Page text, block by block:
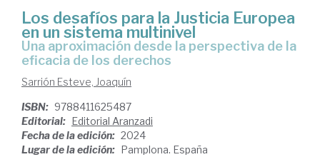
Los desafíos para la Justicia Europea
en un sistema multinivel
Una aproximación desde la perspectiva de la
eficacia de los derechos
Sarrión Esteve, Joaquín
ISBN: 9788411625487
Editorial: Editorial Aranzadi
Fecha de la edición: 2024
Lugar de la edición: Pamplona. España